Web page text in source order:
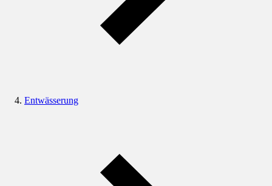
Entwässerung